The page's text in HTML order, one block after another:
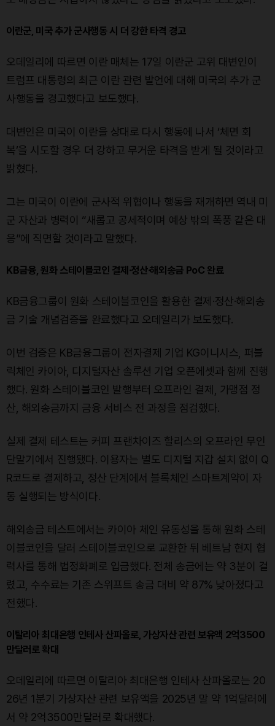
이란군, 미국 추가 군사행동 시 더 강한 타격 경고
오데일리에 따르면 이란 매체는 17일 이란군 고위 대변인이
트럼프 대통령의 최근 이란 관련 발언에 대해 미국의 추가 군
사행동을 경고했다고 보도했다.
대변인은 미국이 이란을 상대로 다시 행동에 나서 ‘체면 회
복’을 시도할 경우 더 강하고 무거운 타격을 받게 될 것이라고
밝혔다.
그는 미국이 이란에 군사적 위협이나 행동을 재개하면 역내 미
군 자산과 병력이 “새롭고 공세적이며 예상 밖의 폭풍 같은 대
응”에 직면할 것이라고 말했다.
KB금융, 원화 스테이블코인 결제·정산·해외송금 PoC 완료
KB금융그룹이 원화 스테이블코인을 활용한 결제·정산·해외송
금 기술 개념검증을 완료했다고 오데일리가 보도했다.
이번 검증은 KB금융그룹이 전자결제 기업 KG이니시스, 퍼블
릭체인 카이아, 디지털자산 솔루션 기업 오픈에셋과 함께 진행
했다. 원화 스테이블코인 발행부터 오프라인 결제, 가맹점 정
산, 해외송금까지 금융 서비스 전 과정을 점검했다.
실제 결제 테스트는 커피 프랜차이즈 할리스의 오프라인 무인
단말기에서 진행됐다. 이용자는 별도 디지털 지갑 설치 없이 Q
R코드로 결제하고, 정산 단계에서 블록체인 스마트계약이 자
동 실행되는 방식이다.
해외송금 테스트에서는 카이아 체인 유동성을 통해 원화 스테
이블코인을 달러 스테이블코인으로 교환한 뒤 베트남 현지 협
력사를 통해 법정화폐로 입금했다. 전체 송금에는 약 3분이 걸
렸고, 수수료는 기존 스위프트 송금 대비 약 87% 낮아졌다고
전했다.
이탈리아 최대은행 인테사 산파올로, 가상자산 관련 보유액 2억3500
만달러로 확대
오데일리에 따르면 이탈리아 최대은행 인테사 산파올로는 20
26년 1분기 가상자산 관련 보유액을 2025년 말 약 1억달러에
서 약 2억3500만달러로 확대했다.